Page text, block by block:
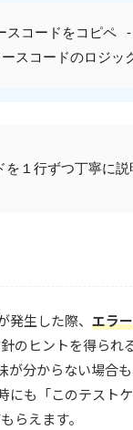
コードをコピ
スコードのロジッ
１行ずつ丁寧に
生した際、 エラ
のヒントを得られ
が分からない場合
にも「このテスト
らえます。